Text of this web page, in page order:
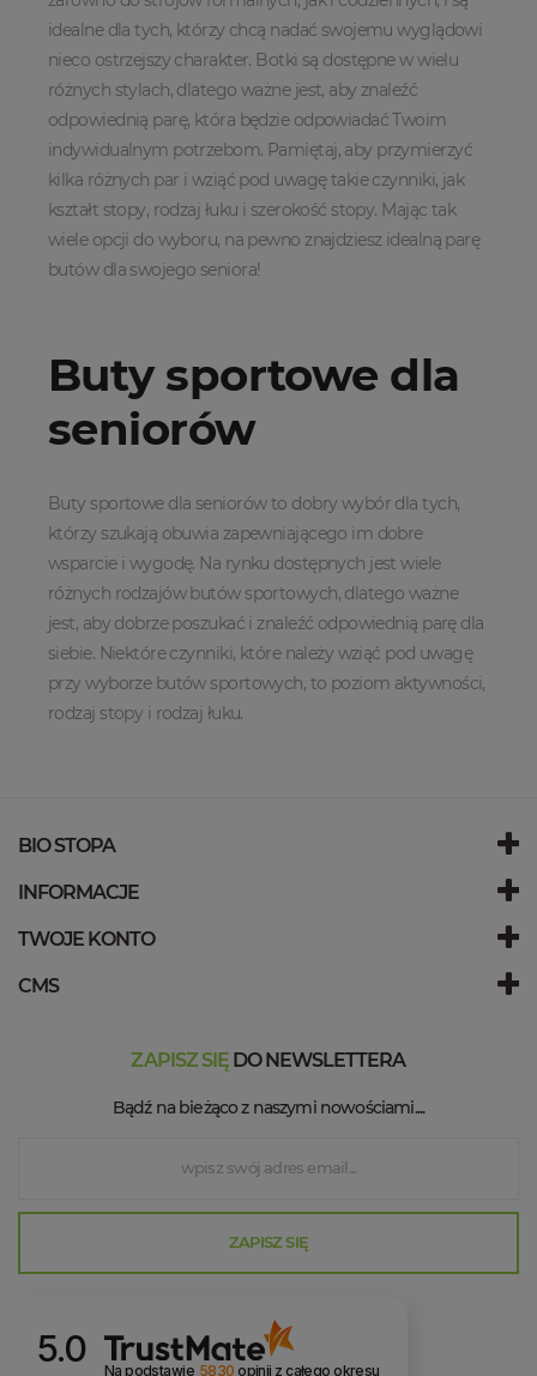
idealne dla tych, którzy chcą nadać swojemu wyglądowi
nieco ostrzejszy charakter. Botki są dostępne w wielu
różnych stylach, dlatego ważne jest, aby znaleźć
odpowiednią parę, która będzie odpowiadać Twoim
indywidualnym potrzebom. Pamiętaj, aby przymierzyć
kilka różnych par i wziąć pod uwagę takie czynniki, jak
kształt stopy, rodzaj łuku i szerokość stopy. Mając tak
wiele opcji do wyboru, na pewno znajdziesz idealną parę
butów dla swojego seniora!
Buty sportowe dla
seniorów
Buty sportowe dla seniorów to dobry wybór dla tych,
którzy szukają obuwia zapewniającego im dobre
wsparcie i wygodę. Na rynku dostępnych jest wiele
różnych rodzajów butów sportowych, dlatego ważne
jest, aby dobrze poszukać i znaleźć odpowiednią parę dla
siebie. Niektóre czynniki, które należy wziąć pod uwagę
przy wyborze butów sportowych, to poziom aktywności,
rodzaj stopy i rodzaj łuku.
BIO STOPA
INFORMACJE
TWOJE KONTO
CMS
ZAPISZ SIĘDO NEWSLETTERA
Bądź na bieżąco z naszymi nowościami....
ZAPISZ SIĘ
5.0
Na podstawie 5830 opinii z całego okresu